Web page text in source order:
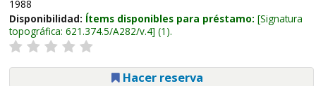
1988
Disponibilidad: Ítems disponibles para préstamo: Signatura
topográfica: 621.374.5/A282/v.4 (1).
Hacer reserva